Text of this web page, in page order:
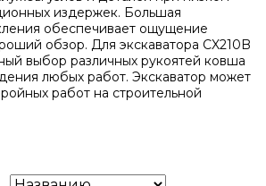
издержек. Большая
обеспечивает ощущение
обзор. Для экскаватора CX210B
выбор различных рукоятей ковша
любых работ. Экскаватор может
работ на строительной